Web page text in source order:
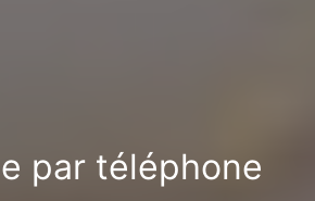
par téléphone